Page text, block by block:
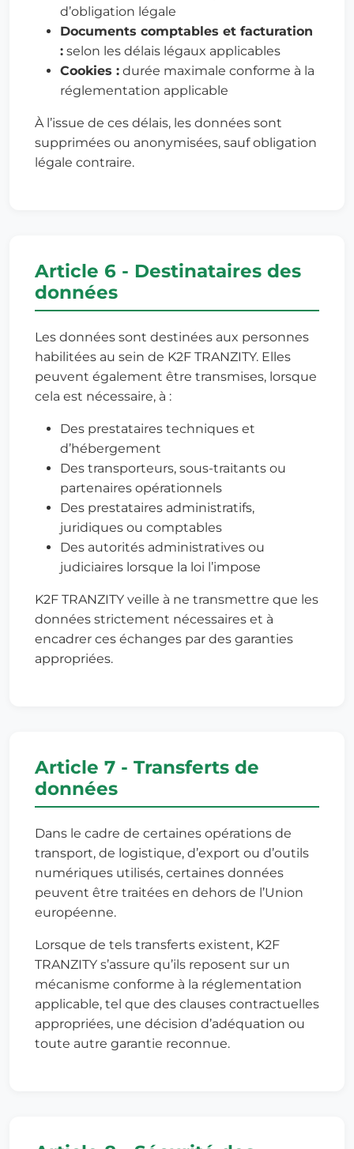
d’obligation légale
Documents comptables et facturation
: selon les délais légaux applicables
Cookies : durée maximale conforme à la
réglementation applicable
À l’issue de ces délais, les données sont
supprimées ou anonymisées, sauf obligation
légale contraire.
Article 6 - Destinataires des
données
Les données sont destinées aux personnes
habilitées au sein de K2F TRANZITY. Elles
peuvent également être transmises, lorsque
cela est nécessaire, à :
Des prestataires techniques et
d’hébergement
Des transporteurs, sous-traitants ou
partenaires opérationnels
Des prestataires administratifs,
juridiques ou comptables
Des autorités administratives ou
judiciaires lorsque la loi l’impose
K2F TRANZITY veille à ne transmettre que les
données strictement nécessaires et à
encadrer ces échanges par des garanties
appropriées.
Article 7 - Transferts de
données
Dans le cadre de certaines opérations de
transport, de logistique, d’export ou d’outils
numériques utilisés, certaines données
peuvent être traitées en dehors de l’Union
européenne.
Lorsque de tels transferts existent, K2F
TRANZITY s’assure qu’ils reposent sur un
mécanisme conforme à la réglementation
applicable, tel que des clauses contractuelles
appropriées, une décision d’adéquation ou
toute autre garantie reconnue.